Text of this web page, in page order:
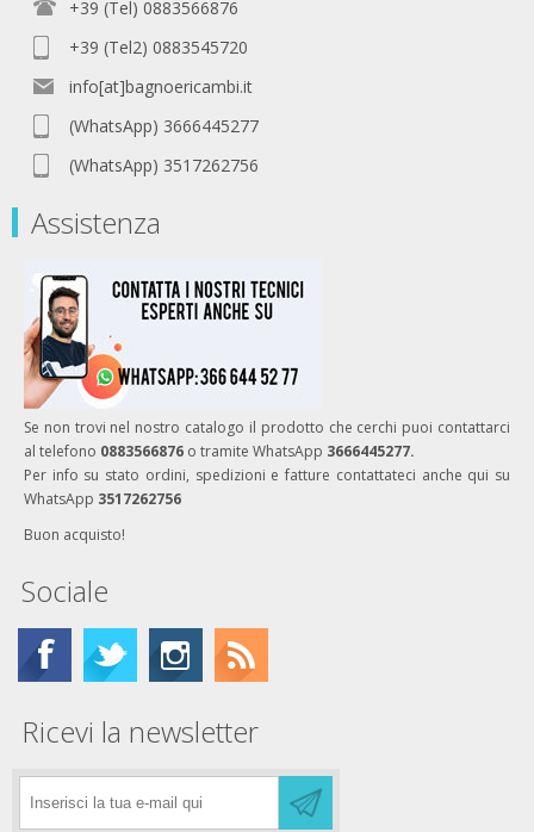
+39 (Tel) 0883566876
+39 (Tel2) 0883545720
info[at]bagnoericambi.it
(WhatsApp) 3666445277
(WhatsApp) 3517262756
Assistenza
Se non trovi nel nostro catalogo il prodotto che cerchi puoi contattarci
al telefono 0883566876 o tramite WhatsApp 3666445277.
Per info su stato ordini, spedizioni e fatture contattateci anche qui su
WhatsApp 3517262756
Buon acquisto!
Sociale
Ricevi la newsletter